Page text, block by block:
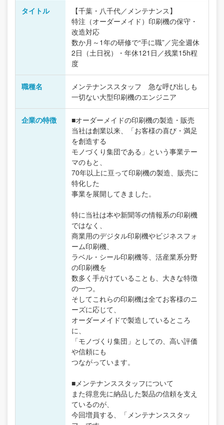
タイトル
【千葉・八千代／メンテナンス】
特注（オーダーメイド）印刷機の保守・
改造対応
数か月～1年の研修で“手に職”／完全週休
2日（土日祝）・年休121日／残業15h程
度
職種名
メンテナンススタッフ 急な呼び出しも
一切ない大型印刷機のエンジニア
企業の特徴
■オーダーメイドの印刷機の製造・販売
当社は創業以来、「お客様の喜び・満足
を創造する
モノづくり集団である」という事業テー
マのもと、
70年以上に亘って印刷機の製造、販売に
特化した
事業を展開してきました。
特に当社は本や新聞等の情報系の印刷機
ではなく、
商業用のデジタル印刷機やビジネスフォ
ーム印刷機、
ラベル・シール印刷機等、活産業系分野
の印刷機を
数多く手がけていることも、大きな特徴
の一つ。
そしてこれらの印刷機は全てお客様のニ
ーズに応じて、
オーダーメイドで製造しているところ
に、
「モノづくり集団」としての、高い評価
や信頼にも
つながっています。
■メンテナンススタッフについて
また得意先に納品した製品の信頼を支え
ているのが、
今回増員する、「メンテナンススタッ